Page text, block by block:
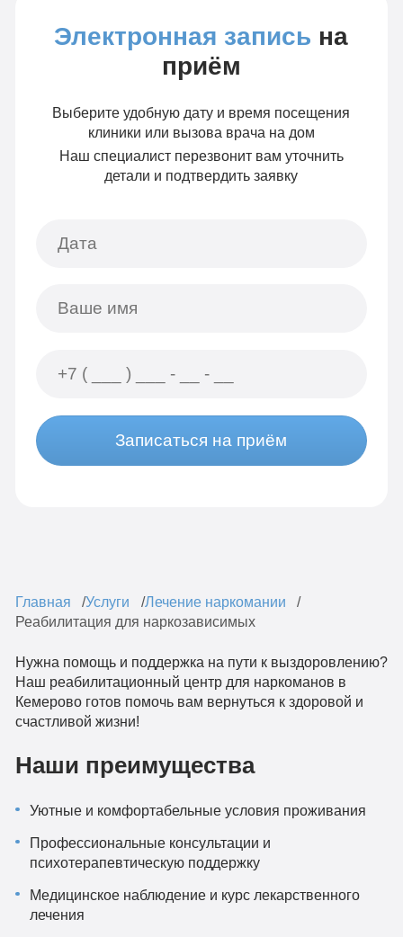
Электронная запись на
приём
Выберите удобную дату и время посещения
клиники или вызова врача на дом
Наш специалист перезвонит вам уточнить
детали и подтвердить заявку
Записаться на приём
Главная Услуги
Лечение наркомании
Реабилитация для наркозависимых
Нужна помощь и поддержка на пути к выздоровлению?
Наш реабилитационный центр для наркоманов в
Кемерово готов помочь вам вернуться к здоровой и
счастливой жизни!
Наши преимущества
Уютные и комфортабельные условия проживания
Профессиональные консультации и
психотерапевтическую поддержку
Медицинское наблюдение и курс лекарственного
лечения